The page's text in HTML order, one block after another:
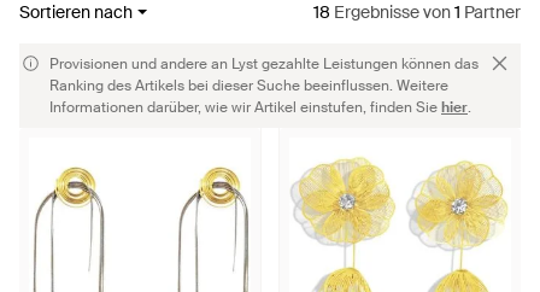
Sortieren nach 18 Ergebnissevon1 Partner
Provisionen und andere an Lyst gezahlte Leistungen können das
Ranking des Artikels bei dieser Suche beeinflussen. Weitere
Informationen darüber, wie wir Artikel einstufen, finden Siehier.